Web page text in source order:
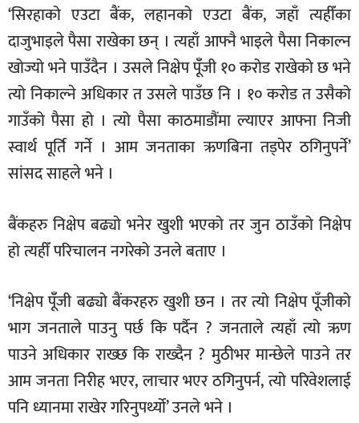
शिक्षा
विचार
स्वास्थ्य
‘सिरहाको एउटा बैंक, लहानको एउटा बैंक, जहाँ त्यहीँका
दाजुभाइले पैसा राखेका छन् । त्यहाँ आफ्नै भाइले पैसा निकाल्न
खोज्यो भने पाउँदैन । उसले निक्षेप पूँँजी १० करोड राखेको छ भने
त्यो निकाल्ने अधिकार त उसले पाउँछ नि । १० करोड त उसैको
गाउँको पैसा हो । त्यो पैसा काठमाडौंमा ल्याएर आफ्ना निजी
स्वार्थ पूर्ति गर्ने । आम जनताका ऋणबिना तड्पेर ठगिनुपर्ने’
सांसद साहले भने ।
बैंकहरु निक्षेप बढ्यो भनेर खुशी भएको तर जुन ठाउँको निक्षेप
हो त्यहीँ परिचालन नगरेको उनले बताए ।
‘निक्षेप पूँँजी बढ्यो बैंकरहरु खुशी छन । तर त्यो निक्षेप पूँजीको
भाग जनताले पाउनु पर्छ कि पर्दैन ? जनताले त्यहाँ त्यो ऋण
पाउने अधिकार राख्छ कि राख्दैन ? मुठीभर मान्छेले पाउने तर
आम जनता निरीह भएर, लाचार भएर ठगिनुपर्न, त्यो परिवेशलाई
पनि ध्यानमा राखेर गरिनुपर्थ्यो’ उनले भने ।